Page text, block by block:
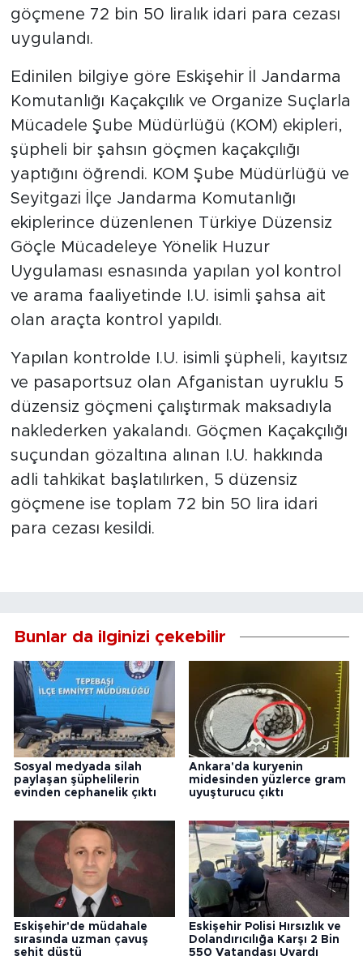
göçmene 72 bin 50 liralık idari para cezası
uygulandı.
Edinilen bilgiye göre Eskişehir İl Jandarma
Komutanlığı Kaçakçılık ve Organize Suçlarla
Mücadele Şube Müdürlüğü (KOM) ekipleri,
şüpheli bir şahsın göçmen kaçakçılığı
yaptığını öğrendi. KOM Şube Müdürlüğü ve
Seyitgazi İlçe Jandarma Komutanlığı
ekiplerince düzenlenen Türkiye Düzensiz
Göçle Mücadeleye Yönelik Huzur
Uygulaması esnasında yapılan yol kontrol
ve arama faaliyetinde I.U. isimli şahsa ait
olan araçta kontrol yapıldı.
Yapılan kontrolde I.U. isimli şüpheli, kayıtsız
ve pasaportsuz olan Afganistan uyruklu 5
düzensiz göçmeni çalıştırmak maksadıyla
naklederken yakalandı. Göçmen Kaçakçılığı
suçundan gözaltına alınan I.U. hakkında
adli tahkikat başlatılırken, 5 düzensiz
göçmene ise toplam 72 bin 50 lira idari
para cezası kesildi.
Bunlar da ilginizi çekebilir
Sosyal medyada silah
paylaşan şüphelilerin
evinden cephanelik çıktı
Ankara'da kuryenin
midesinden yüzlerce gram
uyuşturucu çıktı
Eskişehir'de müdahale
sırasında uzman çavuş
şehit düştü
Eskişehir Polisi Hırsızlık ve
Dolandırıcılığa Karşı 2 Bin
550 Vatandaşı Uyardı